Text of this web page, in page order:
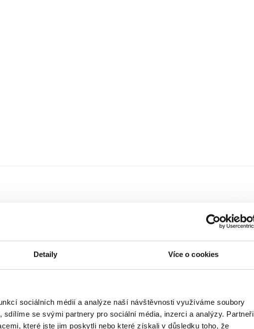
Detaily Více o cookies
sociálních médií a analýze naší návštěvnosti využíváme soubory
se svými partnery pro sociální média, inzerci a analýzy. Partneři
které jste jim poskytli nebo které získali v důsledku toho, že
Řazení
Měna